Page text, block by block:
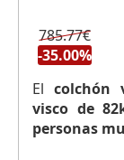
785.77€
-35.00%
El colchón
visco de
personas